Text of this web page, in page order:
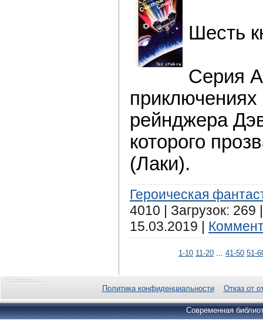
Шесть
Серия
приключениях
рейнджера
которого
(Лаки).
Героическая
4010 | Загрузок:
15.03.2019 |
1-10 11-20 41-50 51-
Политика конфиденциальности Отказ от
Современная